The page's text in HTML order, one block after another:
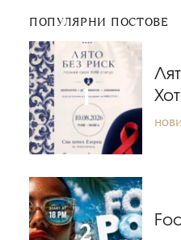
ПОПУЛЯРНИ ПОСТОВЕ